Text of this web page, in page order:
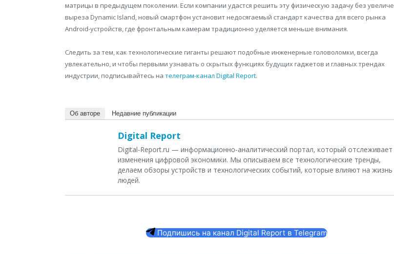
матрицы в предыдущем поколении. Если компании удастся решить эту физическую задачу без
выреза Dynamic Island, новый смартфон установит недосягаемый стандарт качества для всего рынка
Android-устройств, где фронтальным камерам традиционно уделяется меньше внимания.
Следить за тем, как технологические гиганты решают подобные инженерные головоломки, всегда
увлекательно, и чтобы первыми узнавать о скрытых функциях будущих гаджетов и главных трендах
индустрии, подписывайтесь на телеграм-канал Digital Report.
Об авторе Недавние публикации
Digital Report
Digital-Report.ru — информационно-аналитический портал, который отслеживает
изменения цифровой экономики. Мы описываем все технологические тренды,
делаем обзоры устройств и технологических событий, которые влияют на жизнь
людей.
Подпишись на канал Digital Report в Telegram